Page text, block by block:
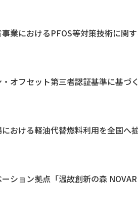
事業におけるPFOS等対策技術に関
オフセット第三者認証基準に基づ
おける軽油代替燃料利用を全国へ
ション拠点「温故創新の森